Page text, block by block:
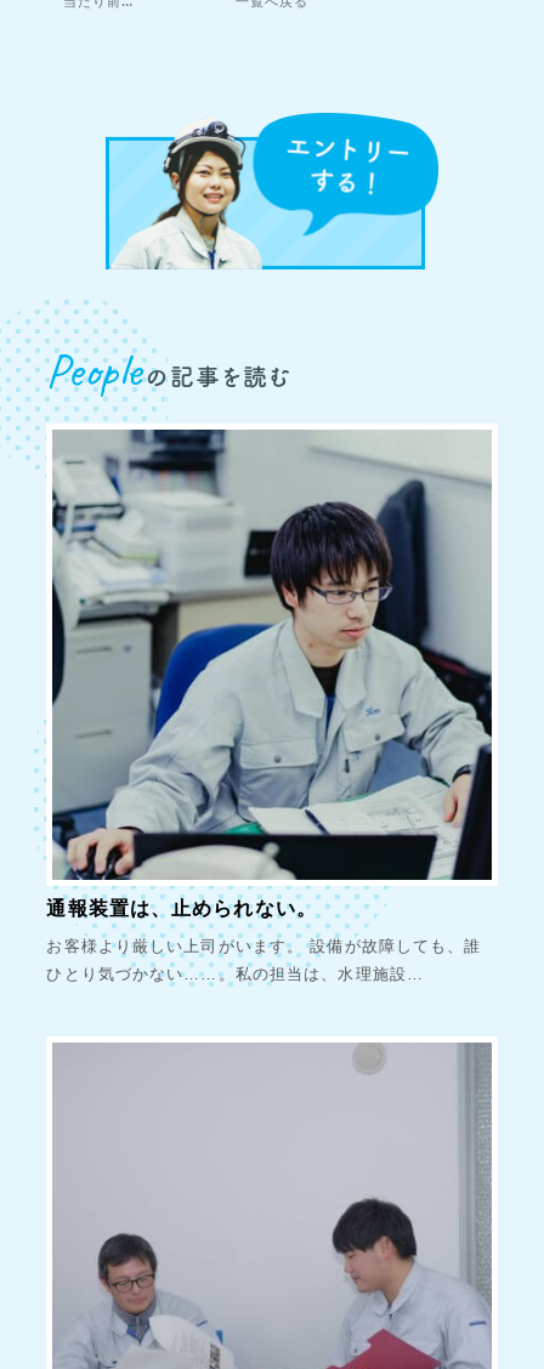
People の記事を読む
通報装置は、止められない。
お客様より厳しい上司がいます。 設備が故障しても、誰
ひとり気づかない……。私の担当は、水理施設…